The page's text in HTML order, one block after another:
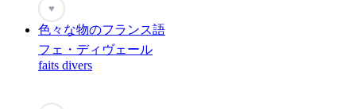
♥
色々な物のフランス語
フェ・ディヴェール
faits divers